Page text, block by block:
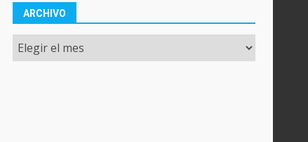
ARCHIVO
Archivo